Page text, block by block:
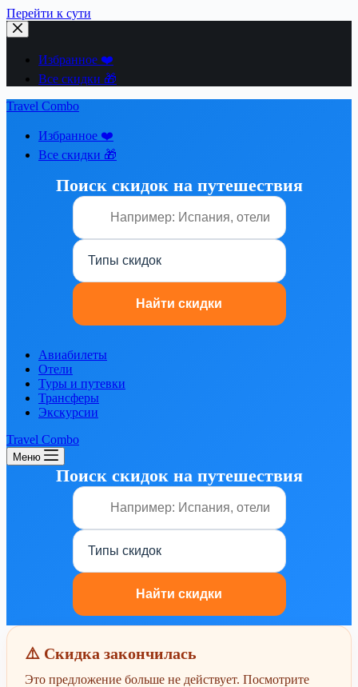
Перейти к сути
Избранное ❤️
Все скидки 🎁
Travel Combo
Избранное ❤️
Все скидки 🎁
Поиск скидок на путешествия
Авиабилеты
Отели
Туры и путевки
Трансферы
Экскурсии
Travel Combo
Меню
Поиск скидок на путешествия
⚠️ Скидка закончилась
Это предложение больше не действует. Посмотрите